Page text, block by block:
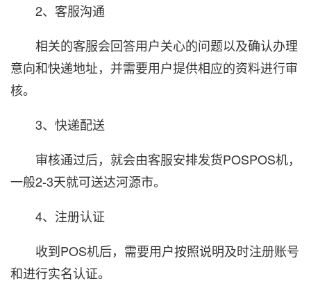
2、客服沟通
相关的客服会回答用户关心的问题以及确认办理
意向和快递地址，并需要用户提供相应的资料进行审
核。
3、快递配送
审核通过后，就会由客服安排发货POSPOS机，
一般2-3天就可送达河源市。
4、注册认证
收到POS机后，需要用户按照说明及时注册账号
和进行实名认证。